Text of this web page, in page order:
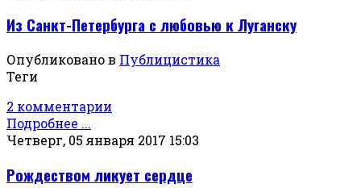
Из Санкт-Петербурга с любовью к Луганску
Опубликовано в Публицистика
Теги
2 комментарии
Подробнее ...
Четверг, 05 января 2017 15:03
Рождеством ликует сердце